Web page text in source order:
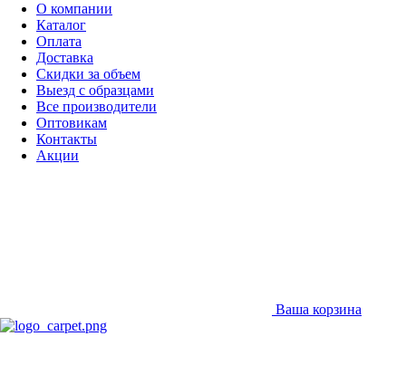
О компании
Каталог
Оплата
Доставка
Скидки за объем
Выезд с образцами
Все производители
Оптовикам
Контакты
Акции
Ваша корзина